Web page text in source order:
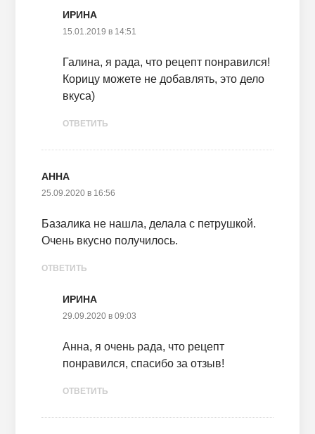
ИРИНА
15.01.2019 в 14:51
Галина, я рада, что рецепт понравился!
Корицу можете не добавлять, это дело
вкуса)
ОТВЕТИТЬ
АННА
25.09.2020 в 16:56
Базалика не нашла, делала с петрушкой.
Очень вкусно получилось.
ОТВЕТИТЬ
ИРИНА
29.09.2020 в 09:03
Анна, я очень рада, что рецепт
понравился, спасибо за отзыв!
ОТВЕТИТЬ